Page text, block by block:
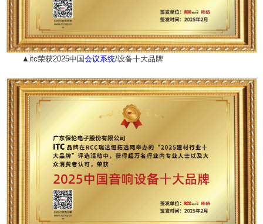
▲itc荣获2025中国会议系统/设备十大品牌